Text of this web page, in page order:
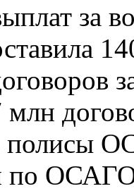
за
полисы
по ОСАГО